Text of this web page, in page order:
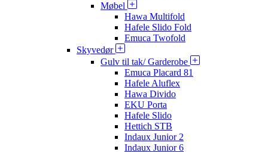
Møbel
Hawa Multifold
Hafele Slido Fold
Emuca Twofold
Skyvedør
Gulv til tak/ Garderobe
Emuca Placard 81
Hafele Aluflex
Hawa Divido
EKU Porta
Hafele Slido
Hettich STB
Indaux Junior 2
Indaux Junior 6